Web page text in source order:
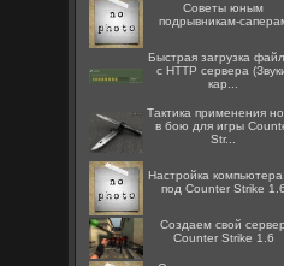
Советы юным
подрывникам-
Быстрая загрузка
с HTTP сервера
кар...
Тактика применения
в бою для игры
Str...
Настройка
под Counter Strike 1.6
Создаем свой сервер
Counter Strike 1.6